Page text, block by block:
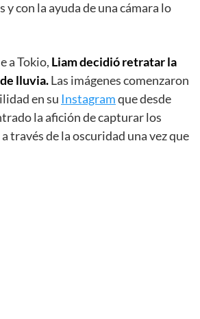
y con la ayuda de una cámara lo
a Tokio, Liam decidió retratar la
lluvia.Las imágenes comenzaron
en su Instagramque desde
la afición de capturar los
través de la oscuridad una vez que